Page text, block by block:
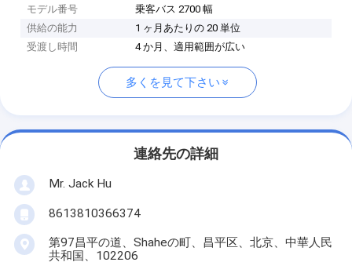
モデル番号
乗客バス 2700 幅
供給の能力
1 ヶ月あたりの 20 単位
受渡し時間
4 か月、適用範囲が広い
多くを見て下さい
連絡先の詳細
Mr. Jack Hu
8613810366374
第97昌平の道、Shaheの町、昌平区、北京、中華人民
共和国、102206